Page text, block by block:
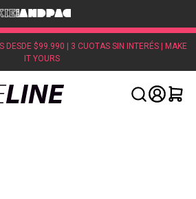
DESDE $99.990 | 3 CUOTAS SIN INTERÉS | MAKE
IT YOURS